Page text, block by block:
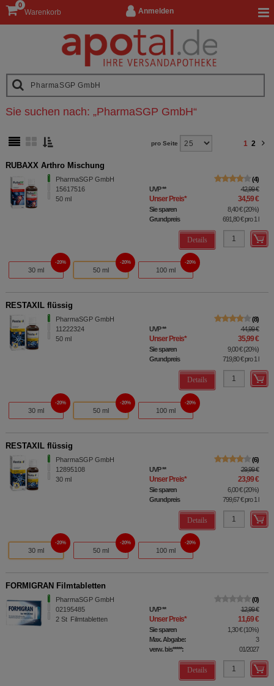
Anmelden
Warenkorb
0
Sie suchen nach: „PharmaSGP GmbH“
pro Seite 1 2
RUBAXX Arthro Mischung
PharmaSGP GmbH
15617516
50 ml
4
UVP** 42,99 €
Unser Preis* 34,59 €
Sie sparen 8,40 €(20%)
Grundpreis
691,80 €pro 1 l
Details
30 ml
20%
50 ml
20%
100 ml
20%
RESTAXIL flüssig
PharmaSGP GmbH
11222324
50 ml
8
UVP** 44,99 €
Unser Preis* 35,99 €
Sie sparen 9,00 €(20%)
Grundpreis
719,80 €pro 1 l
Details
30 ml
20%
50 ml
20%
100 ml
20%
RESTAXIL flüssig
PharmaSGP GmbH
12895108
30 ml
6
UVP** 29,99 €
Unser Preis* 23,99 €
Sie sparen 6,00 €(20%)
Grundpreis
799,67 €pro 1 l
Details
30 ml
20%
50 ml
20%
100 ml
20%
FORMIGRAN Filmtabletten
PharmaSGP GmbH
02195485
2 St Filmtabletten
0
UVP** 12,99 €
Unser Preis* 11,69 €
Sie sparen 1,30 €(10%)
Max. Abgabe:
3
verw. bis*****:
01/2027
Details